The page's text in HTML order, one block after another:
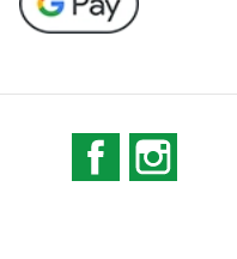
Facebook